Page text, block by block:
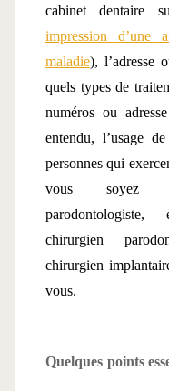
impression d’une
maladie), l’adresse
quels types de
numéros ou
entendu, l’usage
personnes qui
vous soyez
parodontologiste,
chirurgien
chirurgien
vous.
Quelques points